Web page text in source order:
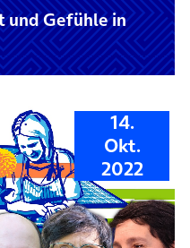
und Gefühle in
14.
Okt.
2022